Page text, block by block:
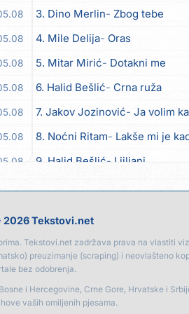
05.08
3. Dino Merlin Zbog tebe
4. Mile Delija Oras
5. Mitar Mirić Dotakni me
6. Halid Bešlić Crna ruža
7. Jakov Jozinović Ja volim
8. Noćni Ritam Lakše mi je
9. Halid Bešlić Ljiljani
13. Noćni Ritam Rekla si mi
14. Karlo! Mon amour
15. Vesna Zmijanac
2026 Tekstovi.net
Tekstovi.net zadržava prava na vlastiti
preuzimanje (scraping) i neovlašteno
bez odobrenja.
i Hercegovine, Crne Gore, Hrvatske i
vaših omiljenih pjesama.